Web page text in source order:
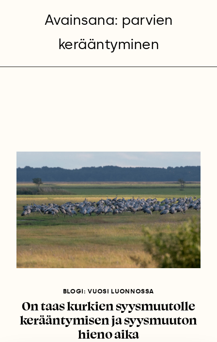
Avainsana: parvien
kerääntyminen
BLOGI: VUOSI LUONNOSSA
On taas kurkien syysmuutolle
kerääntymisen ja syysmuuton
hieno aika